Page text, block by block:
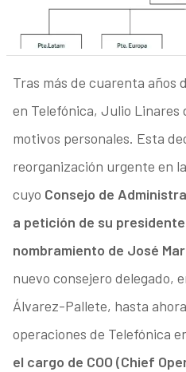
Tras más de cuarenta
en Telefónica, Julio Linares
motivos personales. Esta
reorganización urgente en
cuyo Consejo de
a petición de su
nombramiento de José
nuevo consejero delegado,
Álvarez-Pallete, hasta
operaciones de Telefónica
el cargo de COO (Chief